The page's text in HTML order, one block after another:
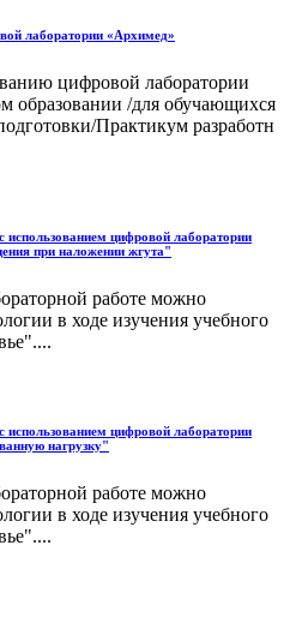
лаборатории «Архимед»
цифровой лаборатории
образовании /для обучающихся
Практикум разработн
использованием цифровой лаборатории
при наложении жгута"
работе можно
в ходе изучения учебного
использованием цифровой лаборатории
нагрузку"
работе можно
в ходе изучения учебного